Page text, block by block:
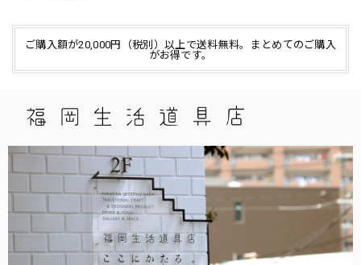
ご購入額が20,000円（税別）以上で送料無料。まとめてのご購入
がお得です。